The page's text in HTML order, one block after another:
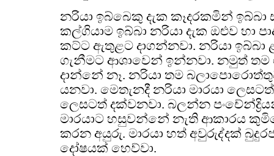
නරියා ඉබ්බෙකු දැක කෑදරකමින් ඉබ්බා
කල්ගියාම ඉබ්බා නරියා දැක ඔළුව හා
කට්ට ඇතුළට දාගන්නවා. නරියා
ගැනීමට ආශාවෙන් ඉන්නවා. නමුත් තම
දාන්නේ නෑ. නරියා තම
යනවා. මෙතැනදී නරියා මාරයා
ලෙසටත් දක්වනවා. බලන්න
මාරයාට හසුවන්නේ නැති ආකාරය
කරන අයුරු. මාරයා හත් අවුරුද්දක්
දෝෂයක් හෙව්වා.